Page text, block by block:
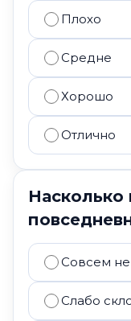
Плохо
Средне
Хорошо
Отлично
Насколько
Совсем
Слабо